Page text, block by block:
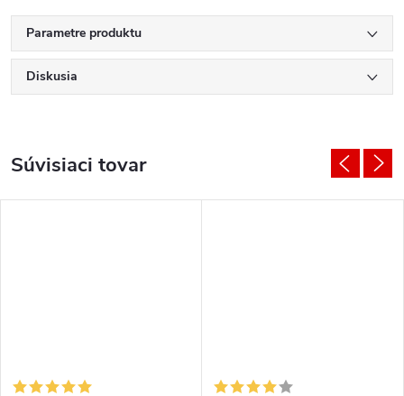
Parametre produktu
Diskusia
Súvisiaci tovar